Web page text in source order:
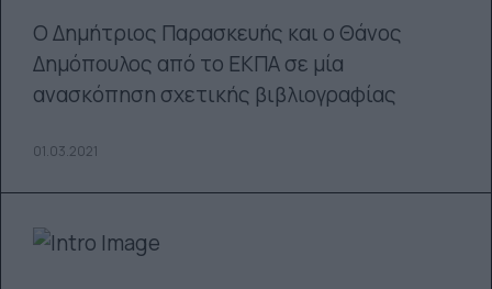
Ο Δημήτριος Παρασκευής και ο Θάνος
Δημόπουλος από το ΕΚΠΑ σε μία
ανασκόπηση σχετικής βιβλιογραφίας
01.03.2021